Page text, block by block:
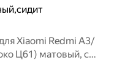
Xiaomi Redmi A3/
Ц61) матовый, с